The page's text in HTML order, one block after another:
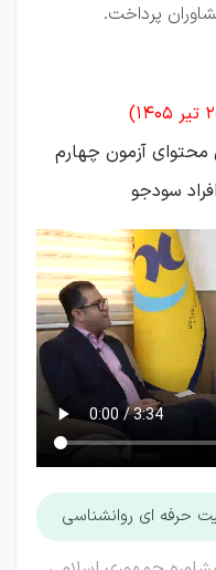
پرداخت.
آزمون چهارم
سودجو
حرفه ای روانشناسی